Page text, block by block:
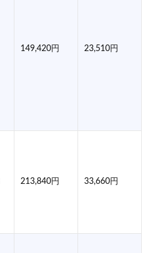
149,420円 23,510円
213,840円 33,660円